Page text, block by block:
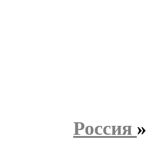
Россия »